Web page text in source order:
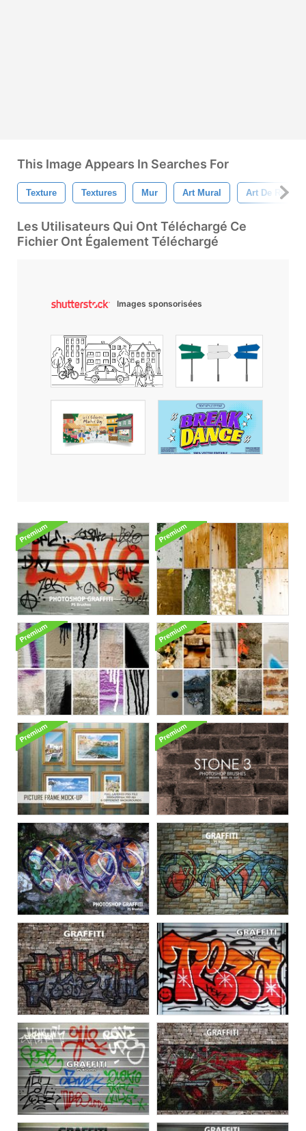
This Image Appears In Searches For
Texture Textures Mur Art Mural Art De Rue
Les Utilisateurs Qui Ont Téléchargé Ce
Fichier Ont Également Téléchargé
Images sponsorisées